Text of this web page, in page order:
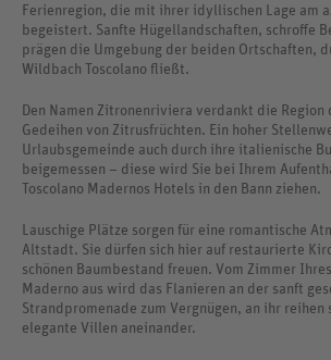
Ferienregion, die mit ihrer idyllischen Lage am
begeistert. Sanfte Hügellandschaften, schroffe
prägen die Umgebung der beiden Ortschaften,
Wildbach Toscolano fließt.
Den Namen Zitronenriviera verdankt die Region
Gedeihen von Zitrusfrüchten. Ein hoher
Urlaubsgemeinde auch durch ihre italienische
beigemessen – diese wird Sie bei Ihrem
Toscolano Madernos Hotels in den Bann ziehen.
Lauschige Plätze sorgen für eine romantische
Altstadt. Sie dürfen sich hier auf restaurierte
schönen Baumbestand freuen. Vom Zimmer
Maderno aus wird das Flanieren an der sanft
Strandpromenade zum Vergnügen, an ihr reihen
elegante Villen aneinander.